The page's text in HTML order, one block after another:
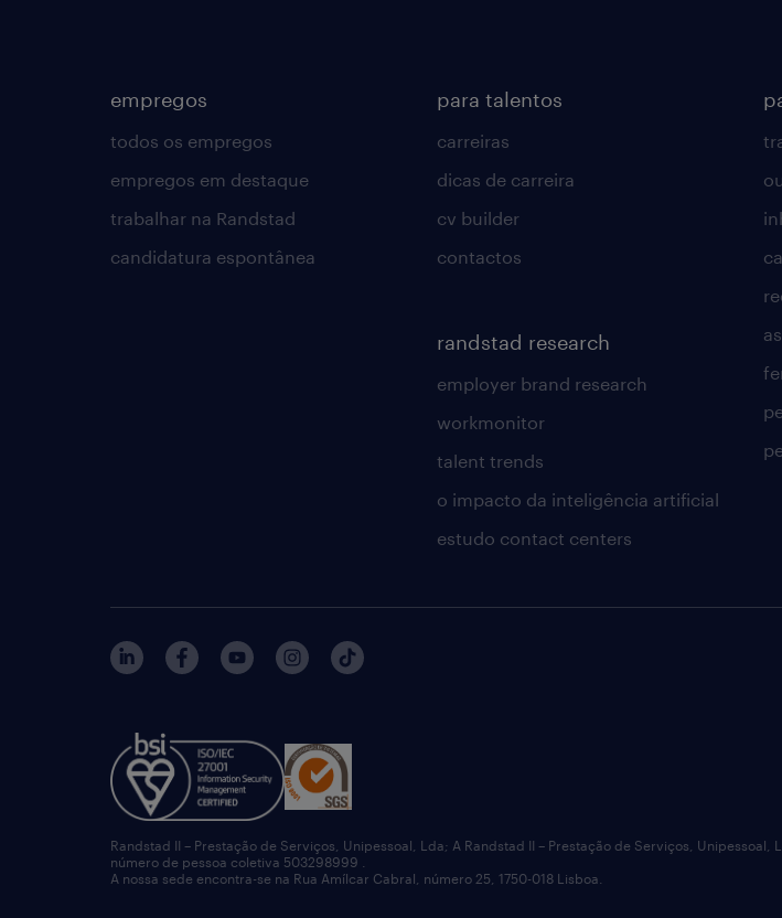
empregos
todos os empregos
empregos em destaque
trabalhar na Randstad
candidatura espontânea
para talentos
carreiras
dicas de carreira
cv builder
contactos
randstad research
employer brand research
workmonitor
talent trends
o impacto da inteligência artificial
estudo contact centers
Randstad II – Prestação de Serviços, Unipessoal, Lda; A Randstad II – Prestação de Serviços,
número de pessoa coletiva 503298999 .
A nossa sede encontra-se na Rua Amílcar Cabral, número 25, 1750-018 Lisboa.